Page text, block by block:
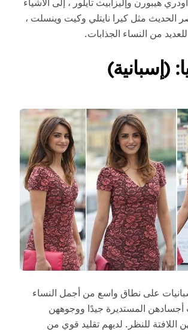
الحديث مثل كيرا نايتلي وكيت وينسلت ،
من النساء الجذابات.
على نطاق واسع من أجمل النساء
أجسادهن المستديرة جيدًا ووجوههن
اللافتة للنظر. لديهم تقليد قوي من